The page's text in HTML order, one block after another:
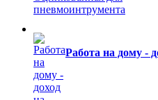
Работа на дому -